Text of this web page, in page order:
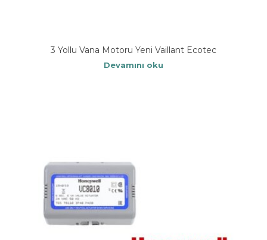
3 Yollu Vana Motoru Yeni Vaillant Ecotec
Devamını oku